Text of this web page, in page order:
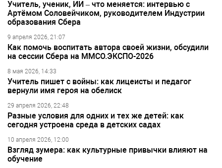
Учитель, ученик, ИИ – что меняется: интервью с
Артёмом Соловейчиком, руководителем Индустрии
образования Сбера
9 апреля 2026, 21:07
Как помочь воспитать автора своей жизни, обсудили
на сессии Сбера на ММСО.ЭКСПО-2026
8 мая 2026, 14:33
Учитель пишет с войны: как лицеисты и педагог
вернули имя героя на обелиск
29 апреля 2026, 22:48
Разные условия для одних и тех же детей: как
сегодня устроена среда в детских садах
10 апреля 2026, 12:00
Взгляд зумера: как культурные привычки влияют на
обучение